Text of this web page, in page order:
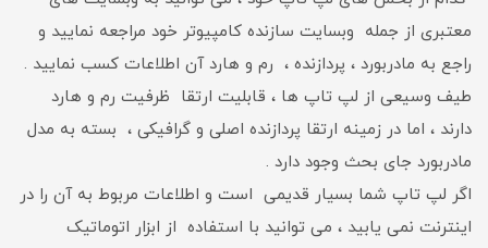
معتبری از جمله وبسایت سازنده کامپیوتر خود مراجعه نمایید و
راجع به مادربورد ، پردازنده ، رم و هارد آن اطلاعات کسب نمایید .
طیف وسیعی از لپ تاپ ها ، قابلیت ارتقا ظرفیت رم و هارد
دارند ، اما در زمینه ارتقا پردازنده اصلی و گرافیکی ، بسته به مدل
مادربورد جای بحث وجود دارد .
اگر لپ تاپ شما بسیار قدیمی است و اطلاعات مربوط به آن را در
اینترنت نمی یابید ، می توانید با استفاده از ابزار اتوماتیک